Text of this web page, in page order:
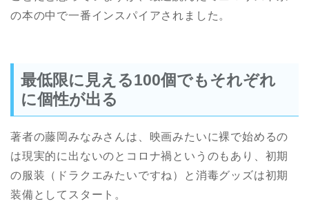
の本の中で一番インスパイアされました。
最低限に見える100個でもそれぞれ
に個性が出る
著者の藤岡みなみさんは、映画みたいに裸で始めるの
は現実的に出ないのとコロナ禍というのもあり、初期
の服装（ドラクエみたいですね）と消毒グッズは初期
装備としてスタート。